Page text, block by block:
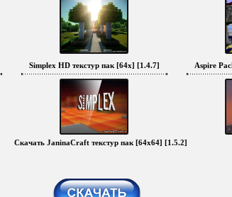
Simplex HD текстур пак [64x] [1.4.7] Aspire
Скачать JaninaCraft текстур пак [64x64] [1.5.2]